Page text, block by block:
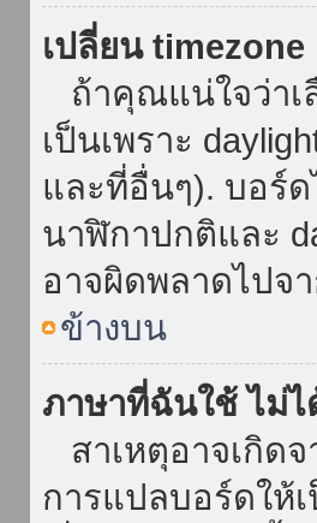
เปลี่ยน timezone
ถ้าคุณแน่ใจว่าเ
เป็นเพราะ
และที่อื่นๆ). บอร์ด
นาฬิกาปกติและ
อาจผิดพลาดไปจ
ข้างบน
ภาษาที่ฉันใช้ ไม่ไ
สาเหตุอาจเกิด
การแปลบอร์ดให้